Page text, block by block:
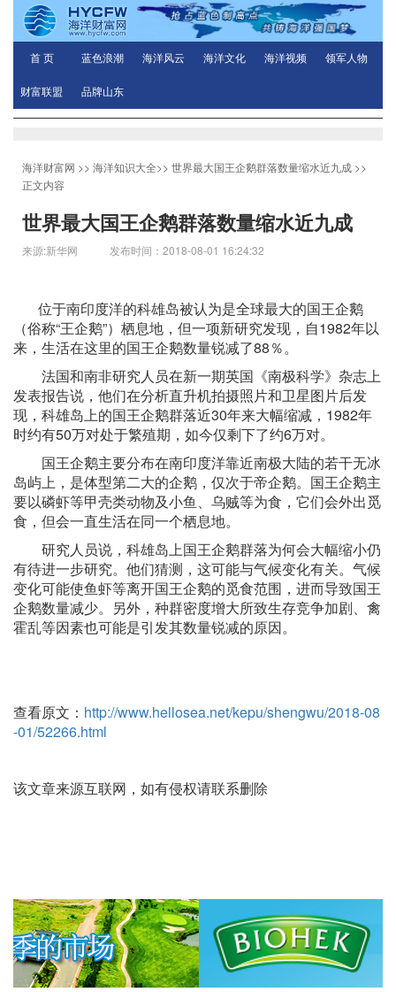
首 页 蓝色浪潮 海洋风云 海洋文化 海洋视频 领军人物
财富联盟 品牌山东
海洋财富网 >> 海洋知识大全>> 世界最大国王企鹅群落数量缩水近九成 >>
正文内容
世界最大国王企鹅群落数量缩水近九成
来源:新华网 发布时间：2018-08-01 16:24:32
位于南印度洋的科雄岛被认为是全球最大的国王企鹅
（俗称“王企鹅”）栖息地，但一项新研究发现，自1982年以
来，生活在这里的国王企鹅数量锐减了88％。
法国和南非研究人员在新一期英国《南极科学》杂志上
发表报告说，他们在分析直升机拍摄照片和卫星图片后发
现，科雄岛上的国王企鹅群落近30年来大幅缩减，1982年
时约有50万对处于繁殖期，如今仅剩下了约6万对。
国王企鹅主要分布在南印度洋靠近南极大陆的若干无冰
岛屿上，是体型第二大的企鹅，仅次于帝企鹅。国王企鹅主
要以磷虾等甲壳类动物及小鱼、乌贼等为食，它们会外出觅
食，但会一直生活在同一个栖息地。
研究人员说，科雄岛上国王企鹅群落为何会大幅缩小仍
有待进一步研究。他们猜测，这可能与气候变化有关。气候
变化可能使鱼虾等离开国王企鹅的觅食范围，进而导致国王
企鹅数量减少。另外，种群密度增大所致生存竞争加剧、禽
霍乱等因素也可能是引发其数量锐减的原因。
查看原文： http://www.hellosea.net/kepu/shengwu/2018-08
-01/52266.html
该文章来源互联网，如有侵权请联系删除